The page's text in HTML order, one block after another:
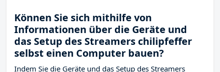
Können Sie sich mithilfe von
Informationen über die Geräte und
das Setup des Streamers chilipfeffer
selbst einen Computer bauen?
Indem Sie die Geräte und das Setup des Streamers